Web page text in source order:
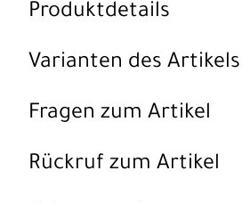
Produktdetails
Varianten des Artikels
Fragen zum Artikel
Rückruf zum Artikel